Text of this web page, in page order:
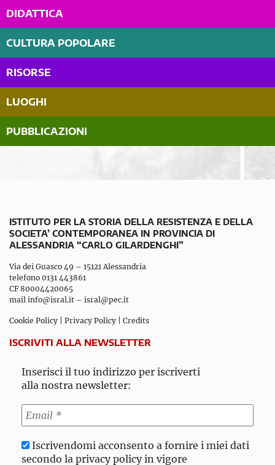
DIDATTICA
CULTURA POPOLARE
RISORSE
LUOGHI
PUBBLICAZIONI
ISTITUTO PER LA STORIA DELLA RESISTENZA E DELLA
SOCIETA’ CONTEMPORANEA IN PROVINCIA DI
ALESSANDRIA “CARLO GILARDENGHI”
Via dei Guasco 49 – 15121 Alessandria
telefono 0131 443861
CF 80004420065
mail info@isral.it – isral@pec.it
Cookie Policy Privacy Policy Credits
ISCRIVITI ALLA NEWSLETTER
Inserisci il tuo indirizzo per iscriverti
alla nostra newsletter:
Iscrivendomi acconsento a fornire i miei dati
secondo la privacy policy in vigore